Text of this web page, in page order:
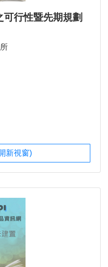
行性暨先期規劃
新視窗)